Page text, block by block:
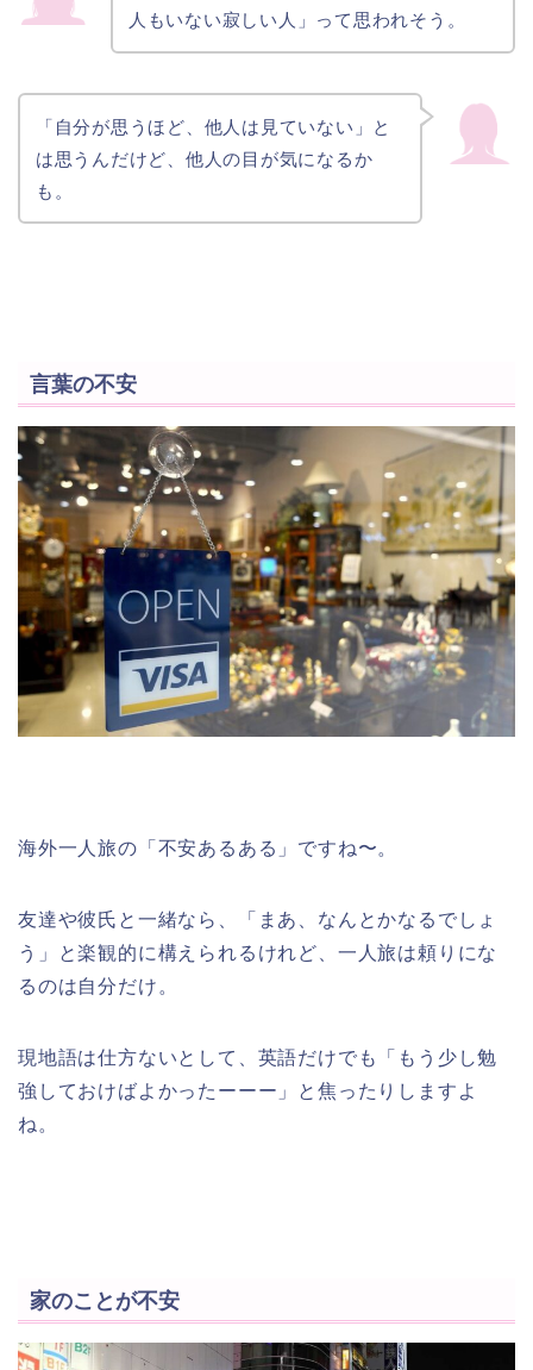
人もいない寂しい人」って思われそう。
「自分が思うほど、他人は見ていない」と
は思うんだけど、他人の目が気になるか
も。
言葉の不安
海外一人旅の「不安あるある」ですね〜。
友達や彼氏と一緒なら、「まあ、なんとかなるでしょ
う」と楽観的に構えられるけれど、一人旅は頼りにな
るのは自分だけ。
現地語は仕方ないとして、英語だけでも「もう少し勉
強しておけばよかったーーー」と焦ったりしますよ
ね。
家のことが不安